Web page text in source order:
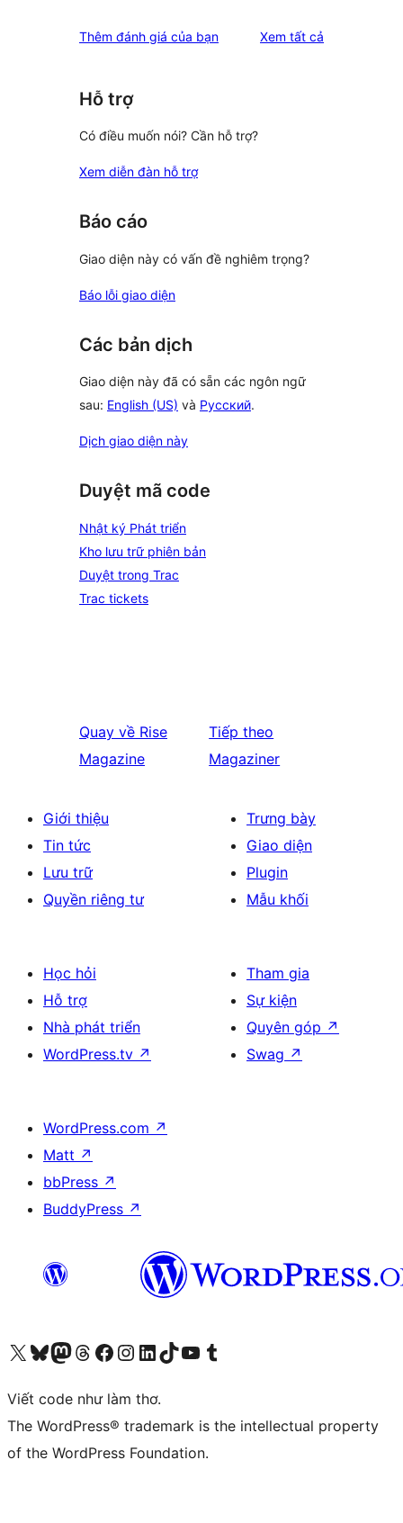
Thêm đánh giá của bạn Xem tất cả
Hỗ trợ
Có điều muốn nói? Cần hỗ trợ?
Xem diễn đàn hỗ trợ
Báo cáo
Giao diện này có vấn đề nghiêm trọng?
Báo lỗi giao diện
Các bản dịch
Giao diện này đã có sẵn các ngôn ngữ
sau: English (US) và Русский.
Dịch giao diện này
Duyệt mã code
Nhật ký Phát triển
Kho lưu trữ phiên bản
Duyệt trong Trac
Trac tickets
Quay về Rise
Magazine
Tiếp theo
Magaziner
Giới thiệu
Tin tức
Lưu trữ
Quyền riêng tư
Trưng bày
Giao diện
Plugin
Mẫu khối
Học hỏi
Hỗ trợ
Nhà phát triển
WordPress.tv ↗
Tham gia
Sự kiện
Quyên góp ↗
Swag ↗
WordPress.com ↗
Matt ↗
bbPress ↗
BuddyPress ↗
Truy cập tài khoản X (trước đây là Twitter) của chúng tôiVisit our Bluesky account
Visit our Mastodon account
Visit our Threads account
Xem trang Facebook của chúng tôiTruy cập tài khoản Instagram của chúng tôiTruy cập tài khoản LinkedIn của chúng tôiVisit our TikTok account
Truy cập kênh YouTube của chúng tôi Visit our Tumblr account
Viết code như làm thơ.
The WordPress® trademark is the intellectual property
of the WordPress Foundation.